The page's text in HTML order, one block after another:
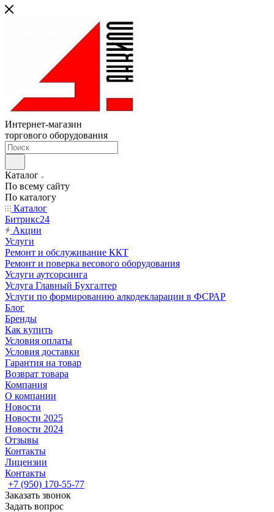
Интернет-магазин
торгового оборудования
Каталог
По всему сайту
По каталогу
Каталог
Битрикс24
Акции
Услуги
Ремонт и обслуживание ККТ
Ремонт и поверка весового оборудования
Услуги аутсорсинга
Услуга Главный Бухгалтер
Услуги по формированию алкодекларации в ФСРАР
Блог
Бренды
Как купить
Условия оплаты
Условия доставки
Гарантия на товар
Возврат товара
Компания
О компании
Новости
Новости 2025
Новости 2024
Отзывы
Контакты
Лицензии
Контакты
+7 (950) 170-55-77
Заказать звонок
Задать вопрос